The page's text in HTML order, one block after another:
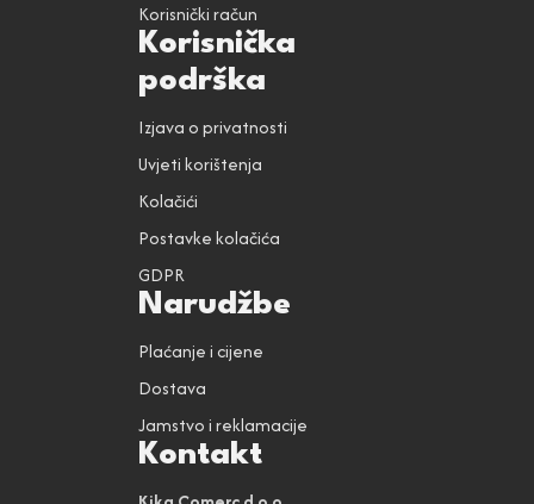
Korisnički račun
Korisnička
podrška
Izjava o privatnosti
Uvjeti korištenja
Kolačići
Postavke kolačića
GDPR
Narudžbe
Plaćanje i cijene
Dostava
Jamstvo i reklamacije
Kontakt